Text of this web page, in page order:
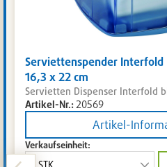
Serviettenspender Interfold
16,3 x 22 cm
Servietten Dispenser Interfold
Artikel-Nr.: 20569
Artikel-
Verkaufseinheit: